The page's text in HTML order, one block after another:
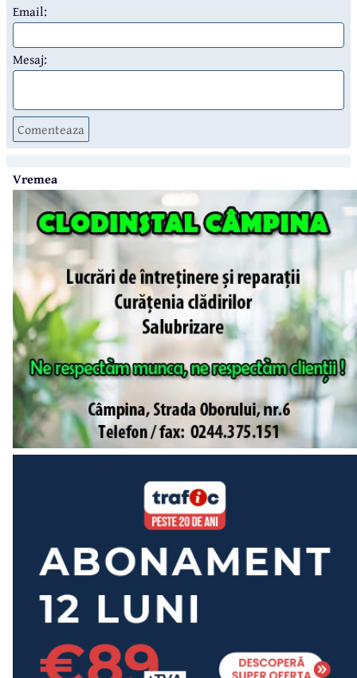
Email:
Mesaj:
Comenteaza
Vremea